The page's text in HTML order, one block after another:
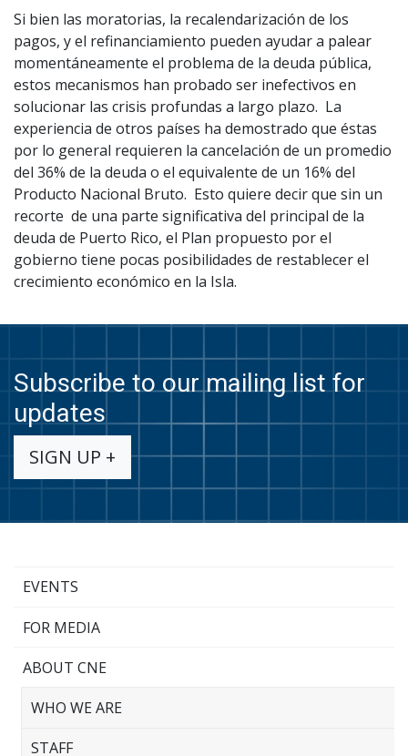
Si bien las moratorias, la recalendarización de los
pagos, y el refinanciamiento pueden ayudar a palear
momentáneamente el problema de la deuda pública,
estos mecanismos han probado ser inefectivos en
solucionar las crisis profundas a largo plazo. La
experiencia de otros países ha demostrado que éstas
por lo general requieren la cancelación de un promedio
del 36% de la deuda o el equivalente de un 16% del
Producto Nacional Bruto. Esto quiere decir que sin un
recorte de una parte significativa del principal de la
deuda de Puerto Rico, el Plan propuesto por el
gobierno tiene pocas posibilidades de restablecer el
crecimiento económico en la Isla.
Subscribe to our mailing list for
updates
SIGN UP +
EVENTS
FOR MEDIA
ABOUT CNE
WHO WE ARE
STAFF